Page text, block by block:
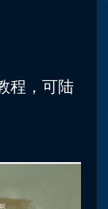
程，可陆